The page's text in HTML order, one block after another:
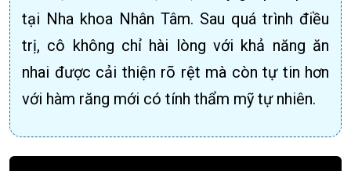
tại Nha khoa Nhân Tâm. Sau quá trình điều
trị, cô không chỉ hài lòng với khả năng ăn
nhai được cải thiện rõ rệt mà còn tự tin hơn
với hàm răng mới có tính thẩm mỹ tự nhiên.